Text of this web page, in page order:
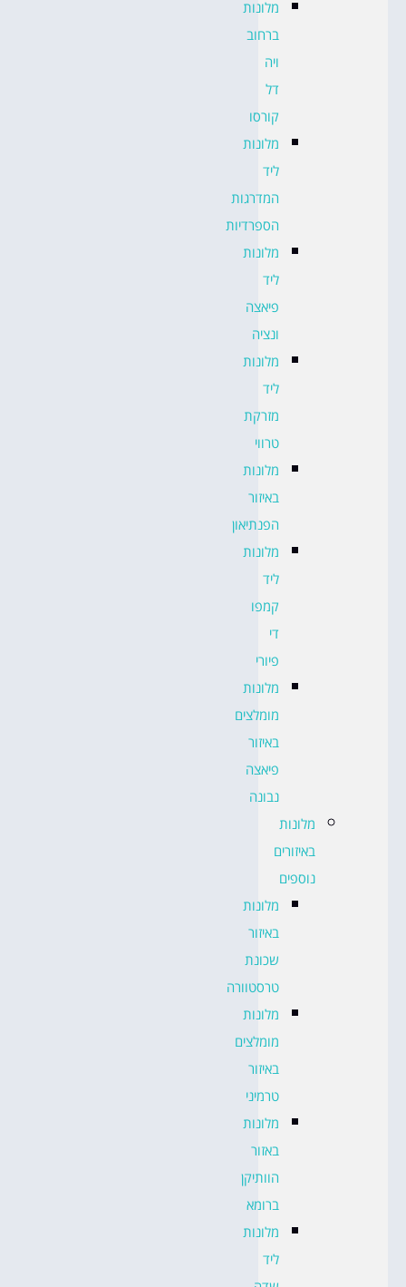
מלונות
ברחוב
ויה
דל
קורסו
מלונות
ליד
המדרגות
הספרדיות
מלונות
ליד
פיאצה
ונציה
מלונות
ליד
מזרקת
טרווי
מלונות
באיזור
הפנתיאון
מלונות
ליד
קמפו
די
פיורי
מלונות
מומלצים
באיזור
פיאצה
נבונה
מלונות
באיזורים
נוספים
מלונות
באיזור
שכונת
טרסטוורה
מלונות
מומלצים
באיזור
טרמיני
מלונות
באזור
הוותיקן
ברומא
מלונות
ליד